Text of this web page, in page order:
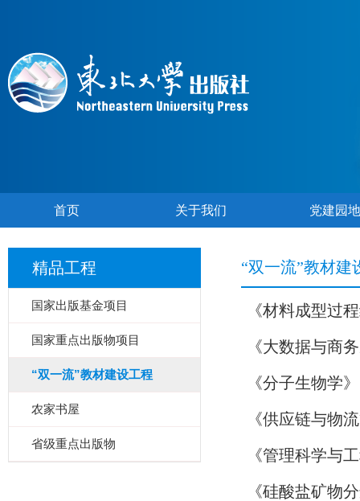
首页 关于我们 党建园地
精品工程
国家出版基金项目
国家重点出版物项目
“双一流”教材建设工程
农家书屋
省级重点出版物
“双一流”教材建
《材料成型过
《大数据与商
《分子生物学》
《供应链与物
《管理科学与
《硅酸盐矿物